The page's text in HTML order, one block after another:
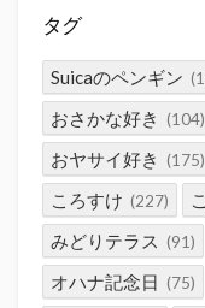
タグ
Suicaのペンギン
おさかな好き (104)
おヤサイ好き (175)
ころすけ (227)
みどりテラス (91)
オハナ記念日 (75)